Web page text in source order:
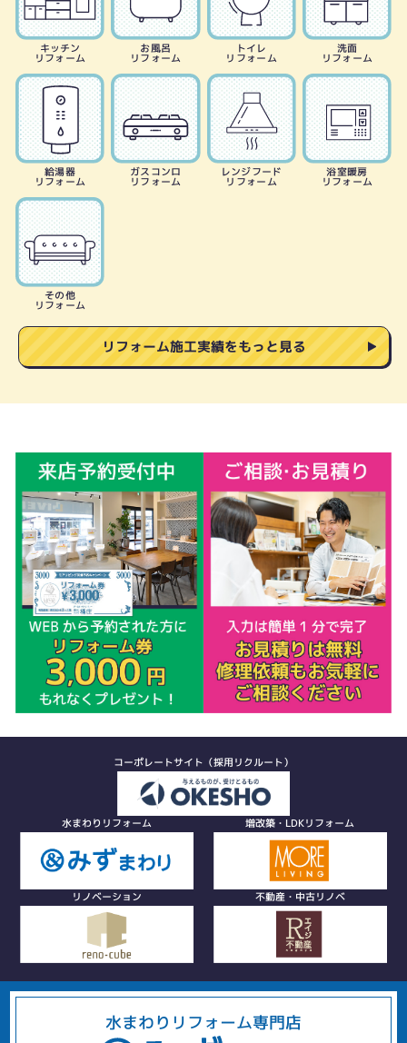
キッチン
リフォーム
お風呂
リフォーム
トイレ
リフォーム
洗面
リフォーム
給湯器
リフォーム
ガスコンロ
リフォーム
レンジフード
リフォーム
浴室暖房
リフォーム
その他
リフォーム
リフォーム施工実績をもっと見る
コーポレートサイト（採用リクルート）
水まわりリフォーム 増改築・LDKリフォーム
リノベーション 不動産・中古リノベ
水まわりリフォーム専門店